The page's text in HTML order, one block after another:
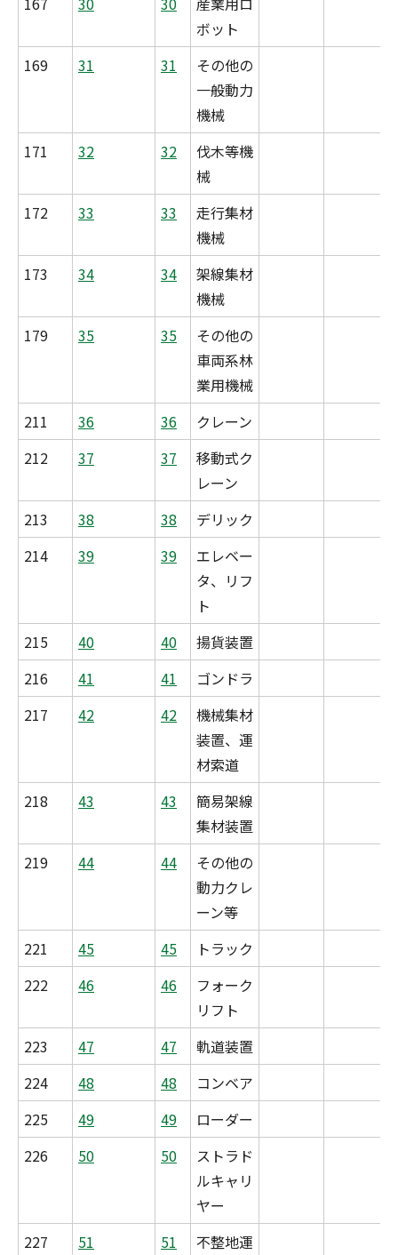
ボット
169 31 31
その他の
一般動力
機械
171 32 32
伐木等機
械
172
33 33
走行集材
機械
173
34 34
架線集材
機械
179
35 35
その他の
車両系林
業用機械
211
36 36 クレーン
212
37 37
移動式ク
レーン
213 38 38 デリック
214
39 39
エレベー
タ、リフ
ト
215 40 40 揚貨装置
216
41 41 ゴンドラ
217
42 42
機械集材
装置、運
材索道
218 43 43
簡易架線
集材装置
219
44 44
その他の
動力クレ
ーン等
221 45 45 トラック
222
46 46
フォーク
リフト
223 47 47 軌道装置
224
48 48 コンベア
225
49 49 ローダー
226
50 50
ストラド
ルキャリ
ヤー
227
51 51
不整地運